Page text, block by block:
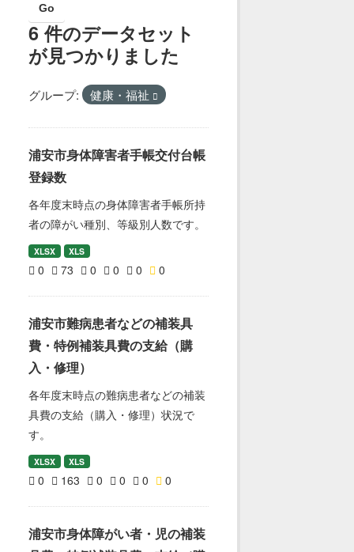
Go
6 件のデータセット
が見つかりました
グループ: 健康・福祉
浦安市身体障害者手帳交付台帳
登録数
各年度末時点の身体障害者手帳所持
者の障がい種別、等級別人数です。
XLSX XLS
0 73 0 0 0 0
浦安市難病患者などの補装具
費・特例補装具費の支給（購
入・修理）
各年度末時点の難病患者などの補装
具費の支給（購入・修理）状況で
す。
XLSX XLS
0 163 0 0 0 0
浦安市身体障がい者・児の補装